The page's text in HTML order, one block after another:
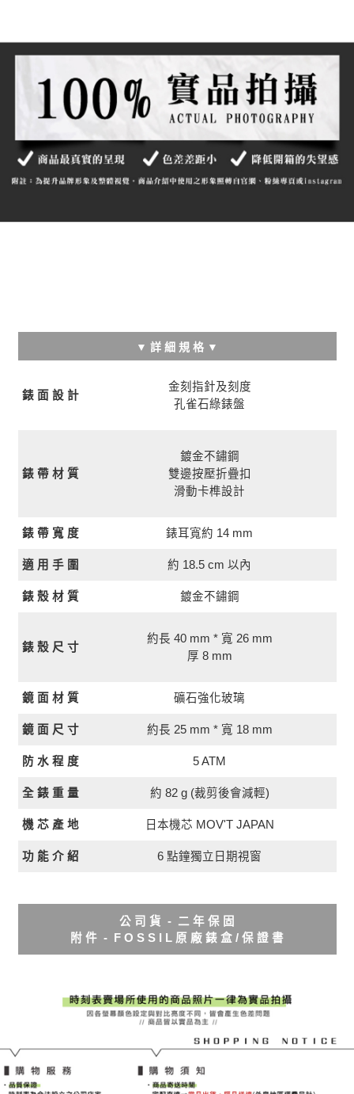
▼ 詳 細 規 格 ▼
錶 面 設 計
金刻指針及刻度
孔雀石綠錶盤
錶 帶 材 質
鍍金不鏽鋼
雙邊按壓折疊扣
滑動卡榫設計
錶 帶 寬 度 錶耳寬約 14 mm
適 用 手 圍 約 18.5 cm 以內
錶 殼 材 質 鍍金不鏽鋼
錶 殼 尺 寸
約長 40 mm * 寬 26 mm
厚 8 mm
鏡 面 材 質 礦石強化玻璃
鏡 面 尺 寸 約長 25 mm * 寬 18 mm
防 水 程 度 5 ATM
全 錶 重 量 約 82 g (裁剪後會減輕)
機 芯 產 地 日本機芯 MOV'T JAPAN
功 能 介 紹 6 點鐘獨立日期視窗
公 司 貨 - 二 年 保 固
附 件 - F O S S I L 原 廠 錶 盒 / 保 證 書